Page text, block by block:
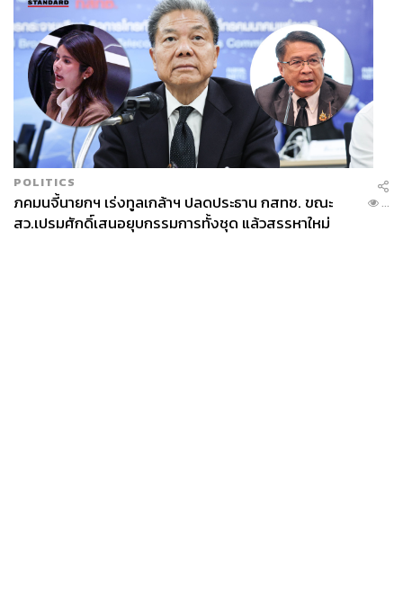
POLITICS
ภคมนจี้นายกฯ เร่งทูลเกล้าฯ ปลดประธาน กสทช. ขณะ
สว.เปรมศักดิ์เสนอยุบกรรมการทั้งชุด แล้วสรรหาใหม่
...